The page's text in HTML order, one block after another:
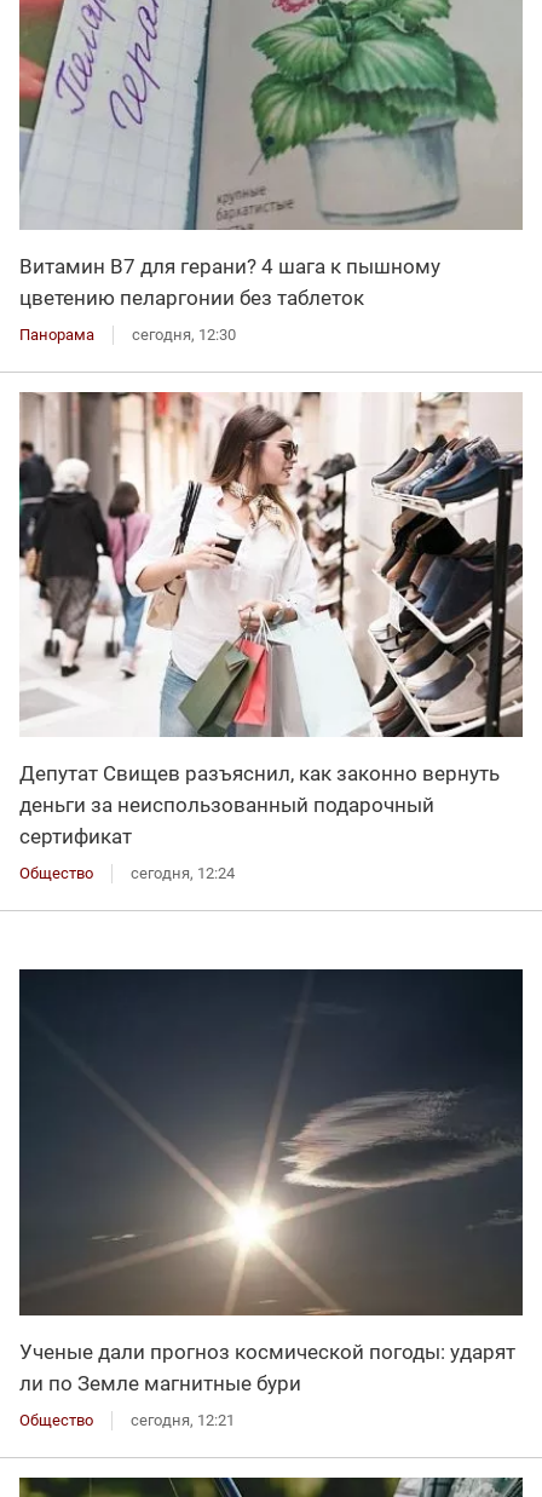
Витамин В7 для герани? 4 шага к пышному
цветению пеларгонии без таблеток
Панорама сегодня, 12:30
Депутат Свищев разъяснил, как законно вернуть
деньги за неиспользованный подарочный
сертификат
Общество сегодня, 12:24
Ученые дали прогноз космической погоды: ударят
ли по Земле магнитные бури
Общество сегодня, 12:21